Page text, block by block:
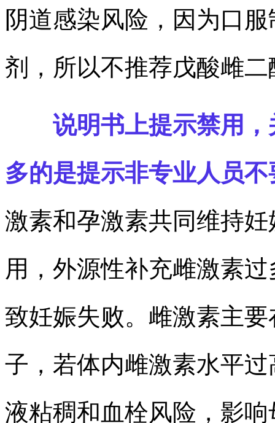
阴道感染风险，因为口
剂，所以不推荐戊酸雌
说明书上提示禁用
多的是提示非专业人员
激素和孕激素共同维持
用，外源性补充雌激素
致妊娠失败。雌激素主
子，若体内雌激素水平
液粘稠和血栓风险，影